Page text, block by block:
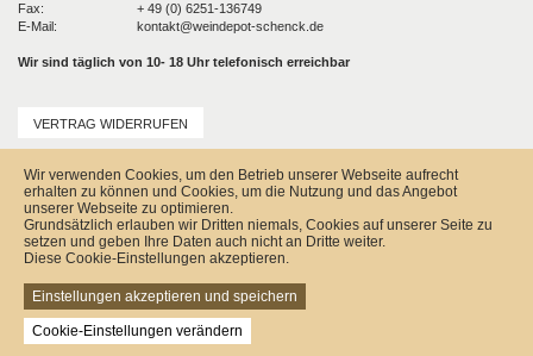
Fax:
+ 49 (0) 6251-136749
E-Mail:
kontakt@weindepot-schenck.de
Wir sind täglich von 10- 18 Uhr telefonisch erreichbar
VERTRAG WIDERRUFEN
Versandkosten
Kontakt
Zahlungsmöglichkeiten
Rückgabe & Widerrufsrecht
Impressum
Datenschutz
Sitemap
Wir verwenden Cookies, um den Betrieb unserer Webseite aufrecht
erhalten zu können und Cookies, um die Nutzung und das Angebot
unserer Webseite zu optimieren.
Grundsätzlich erlauben wir Dritten niemals, Cookies auf unserer Seite zu
setzen und geben Ihre Daten auch nicht an Dritte weiter.
Diese Cookie-Einstellungen akzeptieren.
Einstellungen akzeptieren und speichern
Cookie-Einstellungen verändern